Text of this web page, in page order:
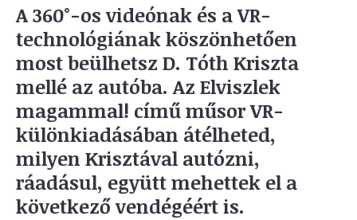
A 360°-os videónak és a VR-
technológiának köszönhetően
most beülhetsz D. Tóth Kriszta
mellé az autóba. Az Elviszlek
magammal! című műsor VR-
különkiadásában átélheted,
milyen Krisztával autózni,
ráadásul, együtt mehettek el a
következő vendégéért is.